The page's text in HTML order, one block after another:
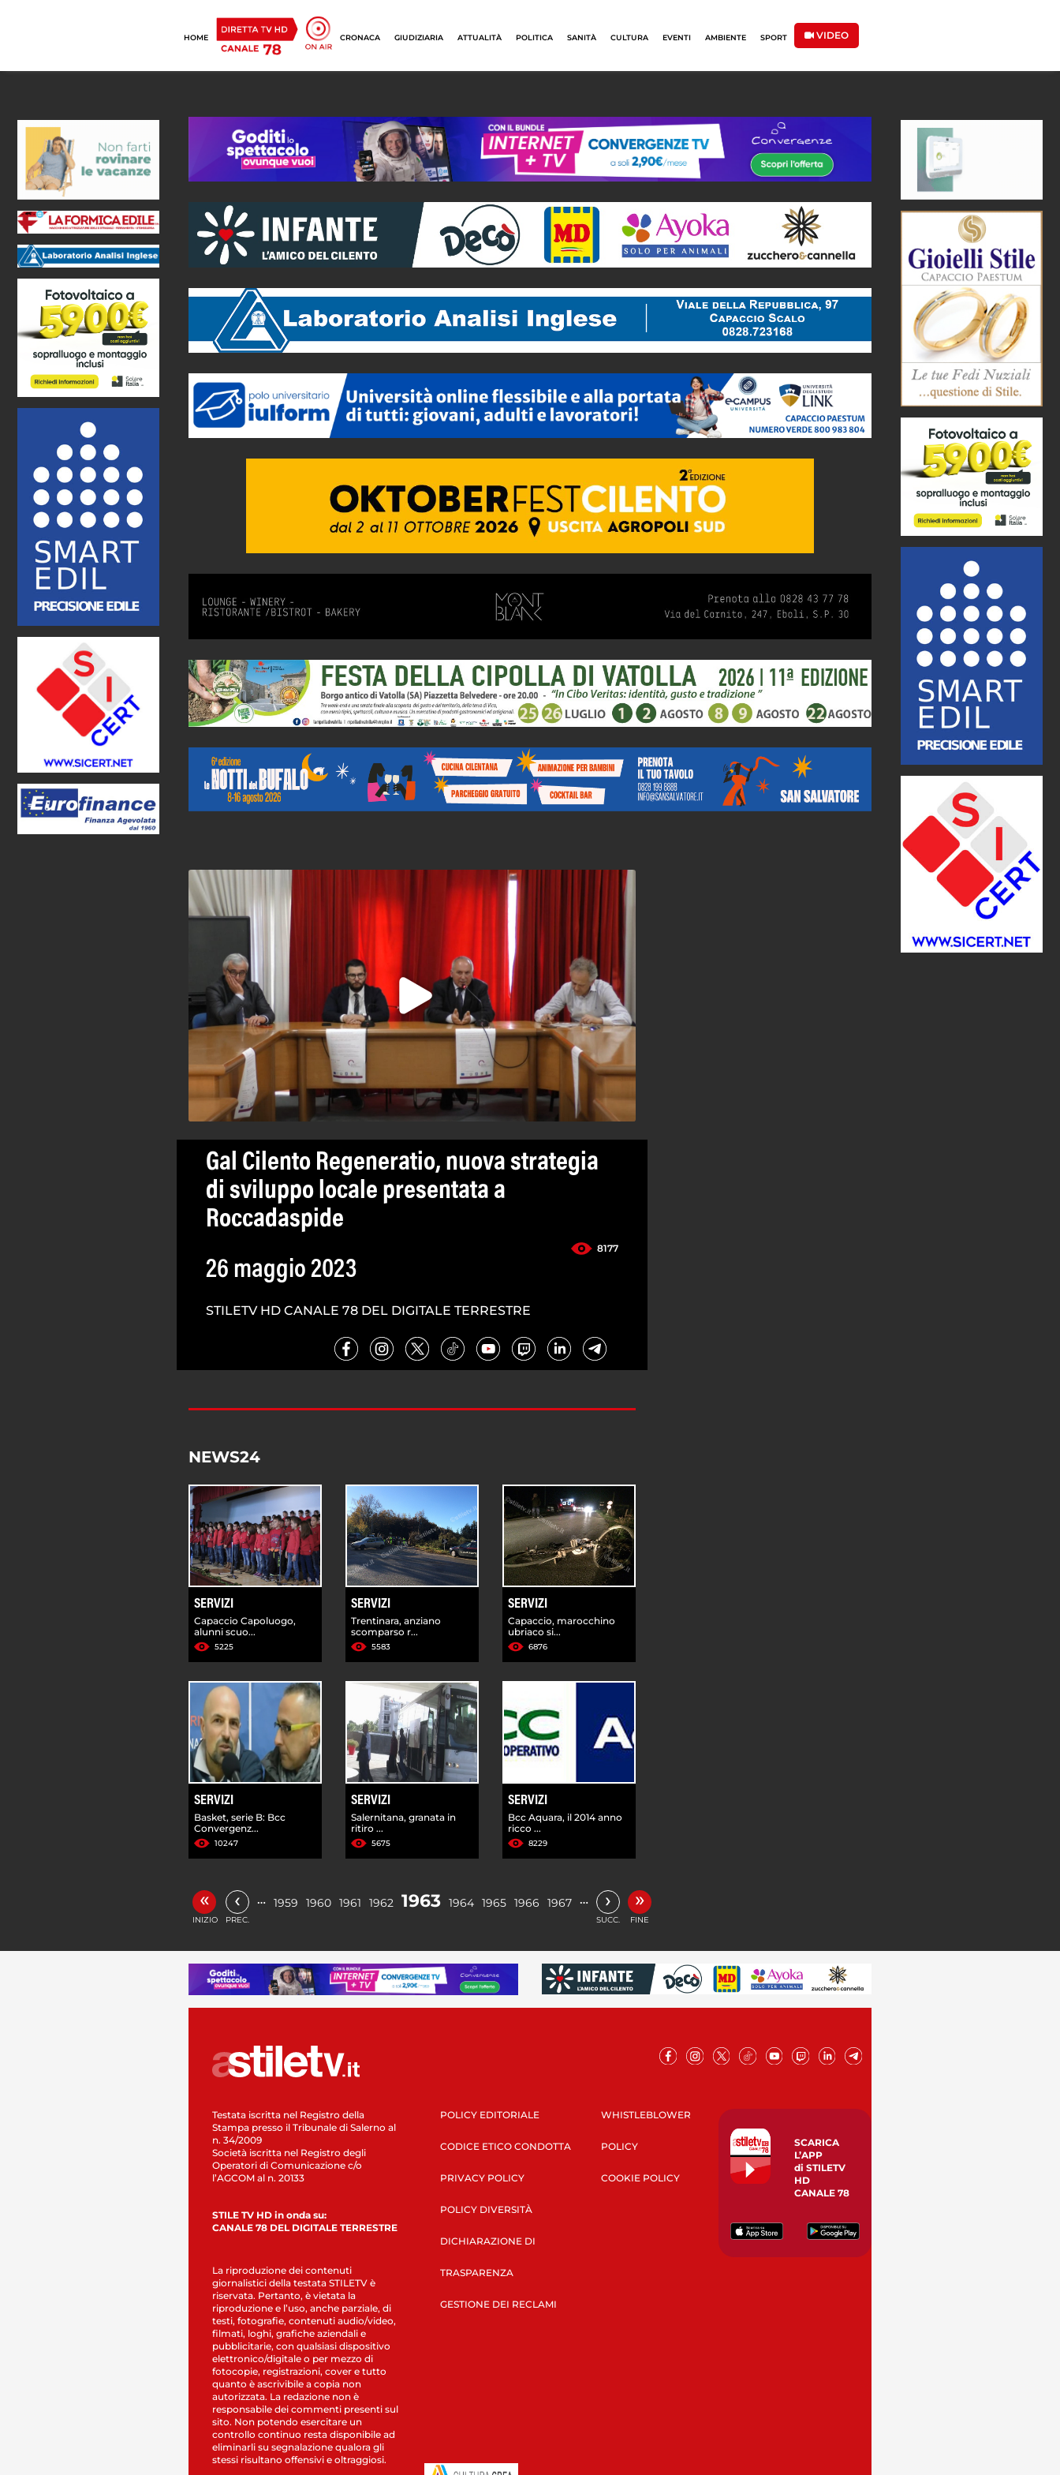
HOME CRONACA GIUDIZIARIA ATTUALITÀ POLITICA SANITÀ CULTURA EVENTI AMBIENTE SPORT VIDEO
Gal Cilento Regeneratio, nuova strategia
di sviluppo locale presentata a
Roccadaspide
8177
26 maggio 2023
STILETV HD CANALE 78 DEL DIGITALE TERRESTRE
NEWS24
SERVIZI
Capaccio Capoluogo,
alunni scuo...
5225
SERVIZI
Trentinara, anziano
scomparso r...
5583
SERVIZI
Capaccio, marocchino
ubriaco si...
6876
SERVIZI
Basket, serie B: Bcc
Convergenz...
10247
SERVIZI
Salernitana, granata in
ritiro ...
5675
SERVIZI
Bcc Aquara, il 2014 anno
ricco ...
8229
«
INIZIO
‹
PREC.
… 1959 1960 1961 1962 1963 1964 1965 1966 1967 … ›
SUCC.
»
FINE
Testata iscritta nel Registro della
Stampa presso il Tribunale di Salerno al
n. 34/2009
Società iscritta nel Registro degli
Operatori di Comunicazione c/o
l’AGCOM al n. 20133
STILE TV HD in onda su:
CANALE 78 DEL DIGITALE TERRESTRE
La riproduzione dei contenuti
giornalistici della testata STILETV è
riservata. Pertanto, è vietata la
riproduzione e l’uso, anche parziale, di
testi, fotografie, contenuti audio/video,
filmati, loghi, grafiche aziendali e
pubblicitarie, con qualsiasi dispositivo
elettronico/digitale o per mezzo di
fotocopie, registrazioni, cover e tutto
quanto è ascrivibile a copia non
autorizzata. La redazione non è
responsabile dei commenti presenti sul
sito. Non potendo esercitare un
controllo continuo resta disponibile ad
eliminarli su segnalazione qualora gli
stessi risultano offensivi e oltraggiosi.
POLICY EDITORIALE
CODICE ETICO CONDOTTA
PRIVACY POLICY
POLICY DIVERSITÀ
DICHIARAZIONE DI
TRASPARENZA
GESTIONE DEI RECLAMI
WHISTLEBLOWER
POLICY
COOKIE POLICY
SCARICA
L’APP
di STILETV
HD
CANALE 78